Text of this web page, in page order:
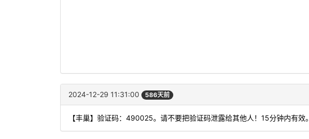
2024-12-29 11:31:00 586天前
【丰巢】验证码：490025。请不要把验证码泄露给其他人！15分钟内有效。